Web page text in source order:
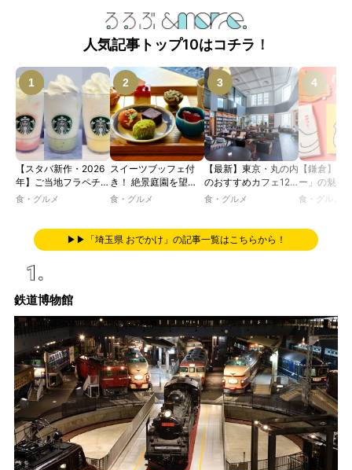
人気記事トップ10はコチラ！
【スタバ新作・2026
年】ご当地フラペチー
ノが新登場！ 地域と
JIMOTO
PROGRAM」が青
動。6種類を飲んで実
食・グルメ
スイーツブッフェ付
き！ 絶景庭園を望む
ホテルレストランで味
ツトレンドVol.105】
食・グルメ
【最新】東京・丸の内
のおすすめカフェ12
選｜ひとりでゆったり
るカフェ、優雅なホテ
ルラウンジまで！
食・グルメ
【鎌倉】「
ー」の魅力
説！ 定番商
食・グルメ
▶▶「埼玉県 おでかけ」の記事一覧はこちらから！
鉄道博物館